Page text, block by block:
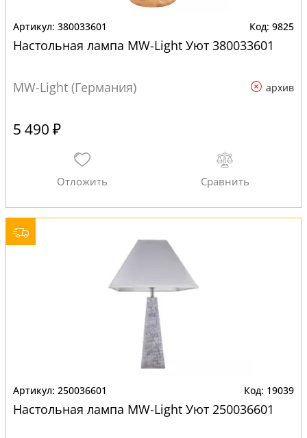
380033601 9825
Настольная лампа MW-Light Уют 380033601
MW-Light (Германия) архив
5 490 ₽
250036601 19039
Настольная лампа MW-Light Уют 250036601